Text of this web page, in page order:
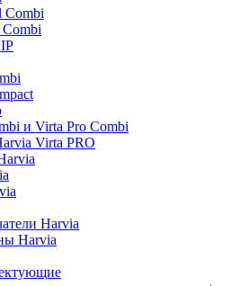
Combi
Combi
и Virta Pro Combi
Virta PRO
Harvia
Harvia